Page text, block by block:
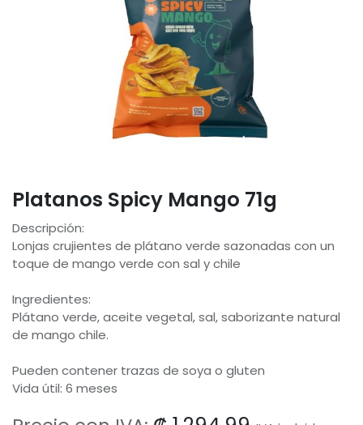
Platanos Spicy Mango 71g
Descripción:
Lonjas crujientes de plátano verde sazonadas con un
toque de mango verde con sal y chile
Ingredientes:
Plátano verde, aceite vegetal, sal, saborizante natural
de mango chile.
Pueden contener trazas de soya o gluten
Vida útil: 6 meses